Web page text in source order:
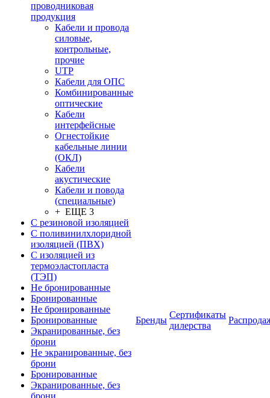
проводниковая
продукция
Кабели и провода
силовые,
контрольные,
прочие
UTP
Кабели для ОПС
Комбинированные
оптические
Кабели
интерфейсные
Огнестойкие
кабельные линии
(ОКЛ)
Кабели
акустические
Кабели и повода
(специальные)
+ ЕЩЕ 3
С резиновой изоляцией
С поливинилхлоридной
изоляцией (ПВХ)
С изоляцией из
термоэластопласта
(ТЭП)
Не бронированные
Бронированные
Не бронированные
Бронированные
Экранированные, без
брони
Не экранированные, без
брони
Бронированные
Экранированные, без
брони
Бренды
Сертификаты
дилерства